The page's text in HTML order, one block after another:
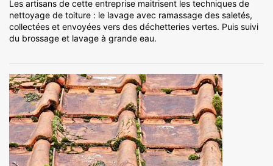
Les artisans de cette entreprise maitrisent les techniques de
nettoyage de toiture : le lavage avec ramassage des saletés,
collectées et envoyées vers des déchetteries vertes. Puis suivi
du brossage et lavage à grande eau.